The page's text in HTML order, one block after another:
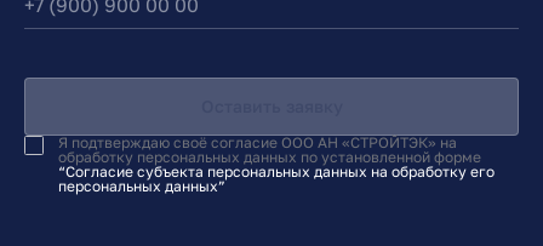
Я подтверждаю своё согласие ООО АН «СТРОЙТЭК» на
обработку персональных данных по установленной форме
“Согласие субъекта персональных данных на обработку его
персональных данных”